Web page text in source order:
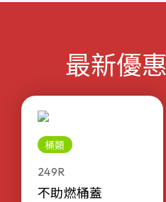
最新優惠
桶類
249R
不助燃桶蓋